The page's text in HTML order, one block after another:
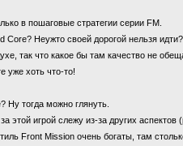
в пошаговые стратегии серии FM.
Core? Неужто своей дорогой нельзя
так что какое бы там качество не
уже хоть что-то!
тогда можно глянуть.
этой игрой слежу из-за других аспектов
Front Mission очень богаты, там